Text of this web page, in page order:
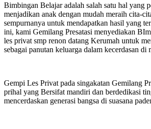
Bimbingan Belajar adalah salah satu hal yang
menjadikan anak dengan mudah meraih cita-
sempurnanya untuk mendapatkan hasil yang
ini, kami Gemilang Presatasi menyediakan
les privat smp renon datang Kerumah untuk
sebagai panutan keluarga dalam kecerdasan di
Gempi Les Privat pada singakatan Gemilang
prihal yang Bersifat mandiri dan berdedikasi
mencerdaskan generasi bangsa di suasana